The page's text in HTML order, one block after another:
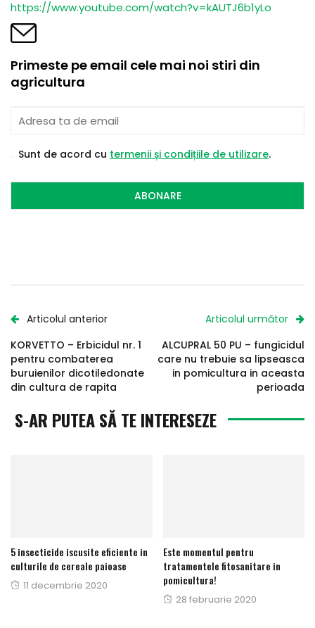
https://www.youtube.com/watch?v=kAUTJ6b1yLo
Primeste pe email cele mai noi stiri din
agricultura
Sunt de acord cu termenii și condițiile de utilizare.
ABONARE
Articolul anterior
KORVETTO – Erbicidul nr. 1
pentru combaterea
buruienilor dicotiledonate
din cultura de rapita
Articolul următor
ALCUPRAL 50 PU – fungicidul
care nu trebuie sa lipseasca
in pomicultura in aceasta
perioada
S-AR PUTEA SĂ TE INTERESEZE
5 insecticide iscusite eficiente in
culturile de cereale paioase
Publicat
11 decembrie 2020
Este momentul pentru
tratamentele fitosanitare in
pomicultura!
Publicat
28 februarie 2020